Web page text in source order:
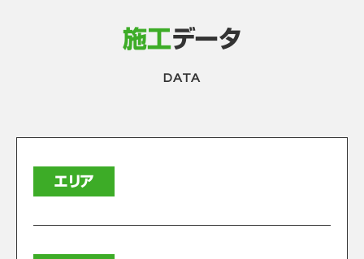
施工データ
DATA
エリア